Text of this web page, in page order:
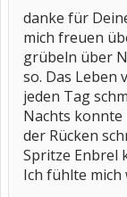
offen ?
In den bisherigen
unerwünschte
Reaktionen an
zu den
Bereich der
Entzündungen
mit Etanercept
kann es vermehrt
danke für
mich freuen
grübeln über
so. Das Leben
jeden Tag
Nachts konnte
der Rücken
Spritze Enbrel
Ich fühlte mich